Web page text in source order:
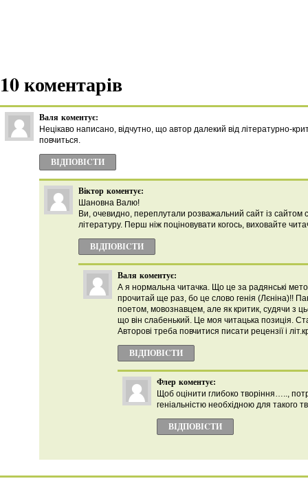
10 коментарів
Валя коментує:
Нецікаво написано, відчутно, що автор далекий від літературно-
повчиться.
ВІДПОВІCТИ
Віктор коментує:
Шановна Валю!
Ви, очевидно, переплутали розважальний сайт із сайтом
літературу. Перш ніж поціновувати когось, виховайте
ВІДПОВІCТИ
Валя коментує:
А я нормальна читачка. Що це за радянські
прочитай ще раз, бо це слово генія (Лєніна)!!
поетом, мовознавцем, але як критик, судячи з
що він слабенький. Це моя читацька позиція.
Авторові треба повчитися писати рецензії і
ВІДПОВІCТИ
Флер коментує:
Щоб оцінити глибоко творіння…..,
геніальністю необхідною для такого
ВІДПОВІCТИ